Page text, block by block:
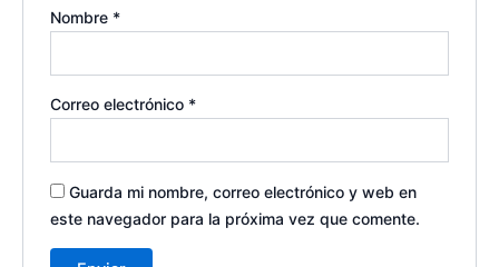
Nombre *
Correo electrónico *
Guarda mi nombre, correo electrónico y web en
este navegador para la próxima vez que comente.